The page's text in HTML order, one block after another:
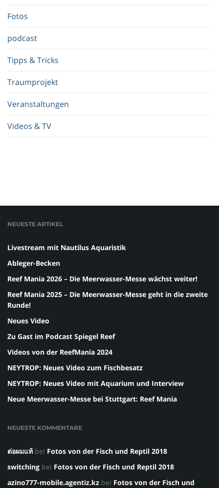
.
.
.
Fotos
podcast
Tipps & Tricks
Traumprojekt
Veranstaltungen
Videos & TV
NEUESTE ARTIKEL
Livestream mit Nautilus Aquaristik
Ableger-Becken
Reef Mania 2026 – Die Meerwasser-Messe wächst weiter!
Reef Mania 2025 – Die Meerwasser-Messe geht in die zweite
Runde!
Neues Video
Zu Gast im Podcast Spiegel Reef
Videos von der ReefMania 2024
NEYTROP: Neues Video zum Fischbesatz
NEYTROP: Neues Video mit Aquarium und Interview
Neue Meerwasser-Messe bei Stuttgart: Reef Mania
NEUESTE KOMMENTARE
ต่อผมแท้ bei Fotos von der Fisch und Reptil 2018
switching bei Fotos von der Fisch und Reptil 2018
azino777-mobile.agentiz.kz bei Fotos von der Fisch und